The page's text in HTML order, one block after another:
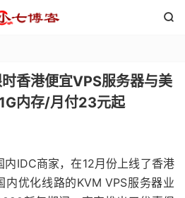

香港便宜VPS服务器与美
内存/月付23元起
内IDC商家，在12月份上线了香港
内优化线路的KVM VPS服务器业